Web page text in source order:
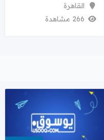
القاهرة
266 مشاهدة